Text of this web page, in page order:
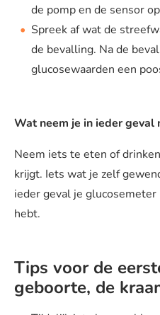
de pomp en de sensor
Spreek af wat de
de bevalling. Na de
glucosewaarden een
Wat neem je in ieder geval
Neem iets te eten of
krijgt. Iets wat je zelf
ieder geval je
hebt.
Tips voor de
geboorte, de